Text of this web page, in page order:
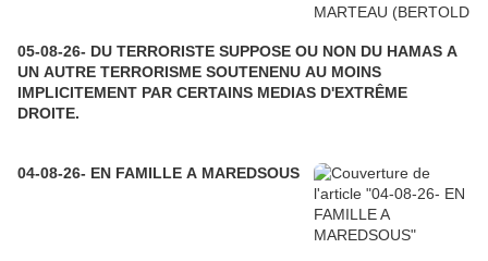
05-08-26- DU TERRORISTE SUPPOSE OU NON DU HAMAS A
UN AUTRE TERRORISME SOUTENENU AU MOINS
IMPLICITEMENT PAR CERTAINS MEDIAS D'EXTRÊME
DROITE.
04-08-26- EN FAMILLE A MAREDSOUS